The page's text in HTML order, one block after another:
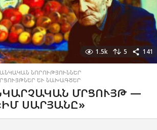
1.5k 5 141
ՆՈՐՈՒԹՅՈՒՆՆԵՐ
ԵՒ ՆԱԽԱԳԾԵՐ
ՄՐՑՈՒՅԹ —
ՍԱՐՅԱՆԸ»